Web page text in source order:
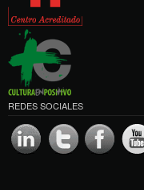
REDES SOCIALES